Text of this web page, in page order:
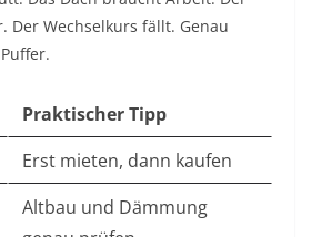
Der Wechselkurs fällt. Genau
Praktischer Tipp
Erst mieten, dann kaufen
Altbau und Dämmung